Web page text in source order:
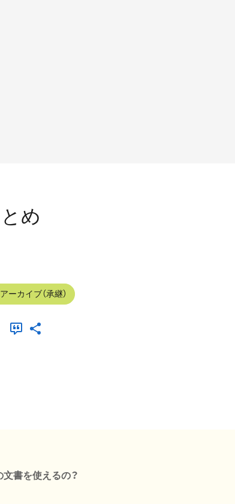
め
ーカイブ（承継）
書を使えるの？